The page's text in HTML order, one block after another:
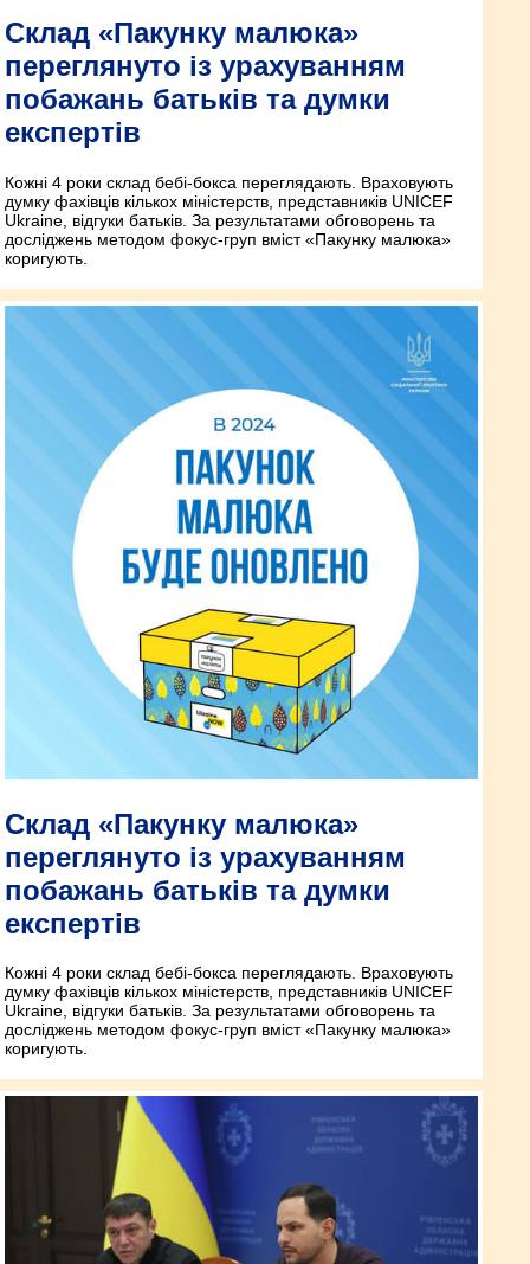
Склад «Пакунку малюка»
переглянуто із урахуванням
побажань батьків та думки
експертів
Кожні 4 роки склад бебі-бокса переглядають. Враховують
думку фахівців кількох міністерств, представників UNICEF
Ukraine, відгуки батьків. За результатами обговорень та
досліджень методом фокус-груп вміст «Пакунку малюка»
коригують.
Склад «Пакунку малюка»
переглянуто із урахуванням
побажань батьків та думки
експертів
Кожні 4 роки склад бебі-бокса переглядають. Враховують
думку фахівців кількох міністерств, представників UNICEF
Ukraine, відгуки батьків. За результатами обговорень та
досліджень методом фокус-груп вміст «Пакунку малюка»
коригують.